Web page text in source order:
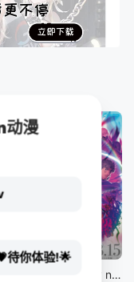
剧场版 Fate/stay night [Heaven&#039;s Feel] III.spring song
动漫
待你体验!🌟